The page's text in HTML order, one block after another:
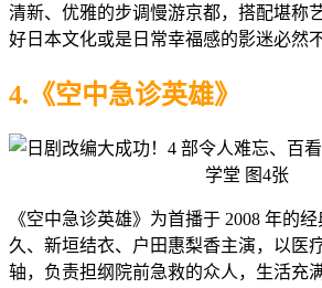
清新、优雅的步调慢游京都，搭配堪称
好日本文化或是日常幸福感的影迷必然
4.《空中急诊英雄》
《空中急诊英雄》为首播于 2008 年的经
久、新垣结衣、户田惠梨香主演，以医
轴，负责担纲院前急救的众人，生活充